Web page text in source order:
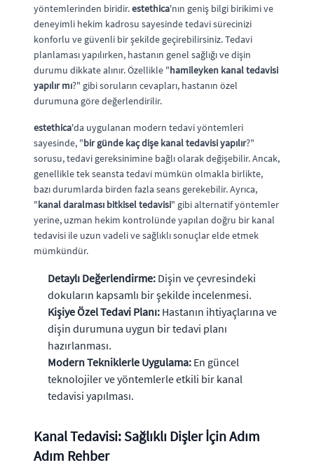
yöntemlerinden biridir.estethica'nın geniş bilgi birikimi ve
deneyimli hekim kadrosu sayesinde tedavi sürecinizi
konforlu ve güvenli bir şekilde geçirebilirsiniz. Tedavi
planlaması yapılırken, hastanın genel sağlığı ve dişin
durumu dikkate alınır. Özellikle "hamileyken kanal tedavisi
yapılır mı?" gibi soruların cevapları, hastanın özel
durumuna göre değerlendirilir.
estethica'da uygulanan modern tedavi yöntemleri
sayesinde, "bir günde kaç dişe kanal tedavisi yapılır?"
sorusu, tedavi gereksinimine bağlı olarak değişebilir. Ancak,
genellikle tek seansta tedavi mümkün olmakla birlikte,
bazı durumlarda birden fazla seans gerekebilir. Ayrıca,
"kanal daralması bitkisel tedavisi" gibi alternatif yöntemler
yerine, uzman hekim kontrolünde yapılan doğru bir kanal
tedavisi ile uzun vadeli ve sağlıklı sonuçlar elde etmek
mümkündür.
Detaylı Değerlendirme: Dişin ve çevresindeki
dokuların kapsamlı bir şekilde incelenmesi.
Kişiye Özel Tedavi Planı: Hastanın ihtiyaçlarına ve
dişin durumuna uygun bir tedavi planı
hazırlanması.
Modern Tekniklerle Uygulama: En güncel
teknolojiler ve yöntemlerle etkili bir kanal
tedavisi yapılması.
Kanal Tedavisi: Sağlıklı Dişler İçin Adım
Adım Rehber